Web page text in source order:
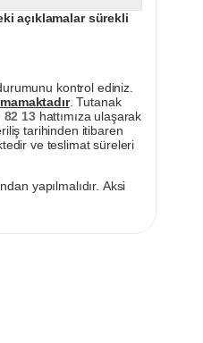
açıklamalar sürekli
kontrol ediniz.
. Tutanak
82 13hattımıza ulaşarak
tarihinden itibaren
ve teslimat süreleri
yapılmalıdır. Aksi